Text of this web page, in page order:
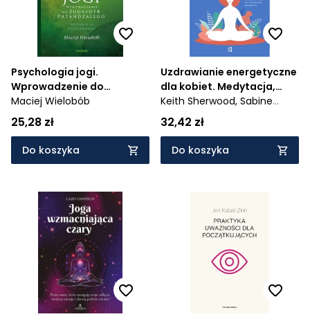
Psychologia jogi.
Wprowadzenie do
"Jogasutr" Patańdźalego -
(wyd. 2022)
Maciej Wielobób
25,28 zł
Do koszyka
Uzdrawianie energetyczne
dla kobiet. Medytacja,
mudry i praktyka z
czakrami dla wzmocnienia
kobiecej siły
Keith Sherwood, Sabine
Wittmann
32,42 zł
Do koszyka